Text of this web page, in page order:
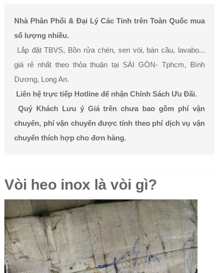
Nhà Phân Phối & Đại Lý Các Tỉnh trên Toàn Quốc mua
số lượng nhiều.
Lắp đặt TBVS, Bồn rửa chén, sen vòi, bàn cầu, lavabo...
giá rẻ nhất theo thỏa thuận tại SÀI GÒN- Tphcm, Bình
Dương, Long An.
Liên hệ trực tiếp Hotline để nhận Chính Sách Ưu Đãi.
Quý Khách Lưu ý Giá trên chưa bao gồm phí vận
chuyển, phí vận chuyển được tính theo phí dịch vụ vận
chuyển thích hợp cho đơn hàng.
Vòi heo inox là vòi gì?